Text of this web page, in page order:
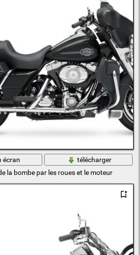
écran
télécharger
la bombe par les roues et le moteur